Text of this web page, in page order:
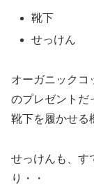
靴下
せっけん
オーガニックコ
のプレゼントだ
靴下を履かせる
せっけんも、す
り・・